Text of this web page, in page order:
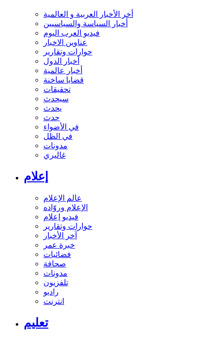
أخر الأخبار العربية و العالمية
أخبار السياسة والسياسيين
فيديو العرب اليوم
عناوين الاخبار
حوارات وتقارير
أخبار الدول
أخبار عالمية
قضايا ساخنة
تحقيقات
سيحدث
يحدث
حدث
في الأضواء
في الظل
مدونات
غاليري
إعلام
عالم الإعلام
الإعلام وروّاده
فيديو إعلام
حوارات وتقارير
آخر الأخبار
خبرة عمر
فضائيات
صحافة
مدونات
تلفزيون
راديو
انترنت
تعليم